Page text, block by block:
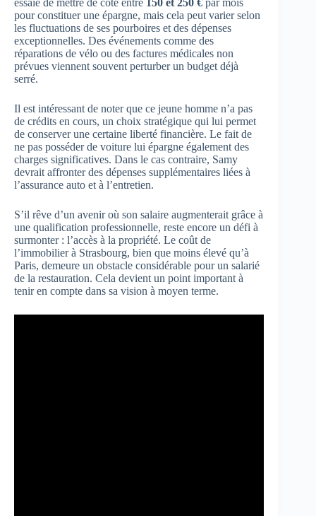
pour constituer une épargne, mais cela peut varier selon
les fluctuations de ses pourboires et des dépenses
exceptionnelles. Des événements comme des
réparations de vélo ou des factures médicales non
prévues viennent souvent perturber un budget déjà
serré.
Il est intéressant de noter que ce jeune homme n’a pas
de crédits en cours, un choix stratégique qui lui permet
de conserver une certaine liberté financière. Le fait de
ne pas posséder de voiture lui épargne également des
charges significatives. Dans le cas contraire, Samy
devrait affronter des dépenses supplémentaires liées à
l’assurance auto et à l’entretien.
S’il rêve d’un avenir où son salaire augmenterait grâce à
une qualification professionnelle, reste encore un défi à
surmonter : l’accès à la propriété. Le coût de
l’immobilier à Strasbourg, bien que moins élevé qu’à
Paris, demeure un obstacle considérable pour un salarié
de la restauration. Cela devient un point important à
tenir en compte dans sa vision à moyen terme.